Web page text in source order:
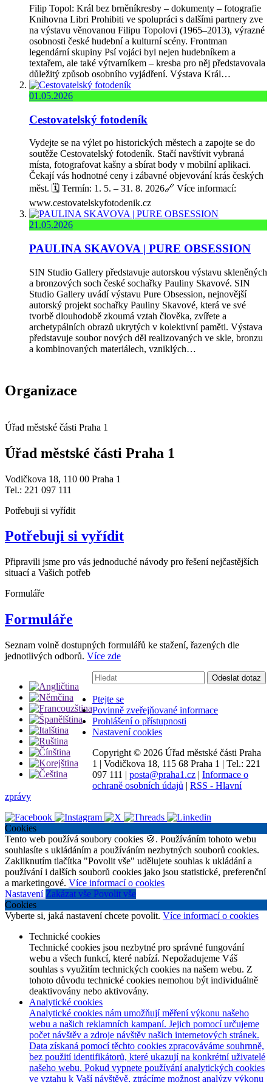
Filip Topol: Král bez brněníkresby – dokumenty – fotografie
Knihovna Libri Prohibiti ve spolupráci s dalšími partnery zve
na výstavu věnovanou Filipu Topolovi (1965–2013), výrazné
osobnosti české hudební a kulturní scény. Frontman
legendární skupiny Psí vojáci byl nejen hudebníkem a
textařem, ale také výtvarníkem – kresba pro něj představovala
důležitý způsob osobního vyjádření. Výstava Král…
01.05.2026
Cestovatelský fotodeník
Vydejte se na výlet po historických městech a zapojte se do
soutěže Cestovatelský fotodeník. Stačí navštívit vybraná
místa, fotografovat kašny a sbírat body v mobilní aplikaci.
Čekají vás hodnotné ceny i zábavné objevování krás českých
měst. 🗓️ Termín: 1. 5. – 31. 8. 2026🔗 Více informací:
www.cestovatelskyfotodenik.cz
21.05.2026
PAULINA SKAVOVA | PURE OBSESSION
SIN Studio Gallery představuje autorskou výstavu skleněných
a bronzových soch české sochařky Pauliny Skavové. SIN
Studio Gallery uvádí výstavu Pure Obsession, nejnovější
autorský projekt sochařky Pauliny Skavové, která ve své
tvorbě dlouhodobě zkoumá vztah člověka, zvířete a
archetypálních obrazů ukrytých v kolektivní paměti. Výstava
představuje soubor nových děl realizovaných ve skle, bronzu
a kombinovaných materiálech, vzniklých…
Organizace
Úřad městské části Praha 1
Úřad městské části Praha 1
Vodičkova 18, 110 00 Praha 1
Tel.: 221 097 111
Potřebuji si vyřídit
Potřebuji si vyřídit
Připravili jsme pro vás jednoduché návody pro řešení nejčastějších
situací a Vašich potřeb
Formuláře
Formuláře
Seznam volně dostupných formulářů ke stažení, řazených dle
jednotlivých odborů. Více zde
Vyhledávání:
Odeslat dotaz
Ptejte se
Povinně zveřejňované informace
Prohlášení o přístupnosti
Nastavení cookies
Copyright © 2026 Úřad městské části Praha
1 | Vodičkova 18, 115 68 Praha 1 | Tel.: 221
097 111 | posta@praha1.cz | Informace o
ochraně osobních údajů | RSS - Hlavní
zprávy
Cookies
Tento web používá soubory cookies 🍪. Používáním tohoto webu
souhlasíte s ukládáním a používáním nezbytných souborů cookies.
Zakliknutím tlačítka "Povolit vše" udělujete souhlas k ukládání a
používání i dalších souborů cookies jako jsou statistické, preferenční
a marketingové. Více informací o cookies
Nastavení Zakázat vše Povolit vše
Cookies
Vyberte si, jaká nastavení chcete povolit. Více informací o cookies
Technické cookies
Technické cookies jsou nezbytné pro správné fungování
webu a všech funkcí, které nabízí. Nepožadujeme Váš
souhlas s využitím technických cookies na našem webu. Z
tohoto důvodu technické cookies nemohou být individuálně
deaktivovány nebo aktivovány.
Analytické cookies
Analytické cookies nám umožňují měření výkonu našeho
webu a našich reklamních kampaní. Jejich pomocí určujeme
počet návštěv a zdroje návštěv našich internetových stránek.
Data získaná pomocí těchto cookies zpracováváme souhrnně,
bez použití identifikátorů, které ukazují na konkrétní uživatelé
našeho webu. Pokud vypnete používání analytických cookies
ve vztahu k Vaší návštěvě, ztrácíme možnost analýzy výkonu